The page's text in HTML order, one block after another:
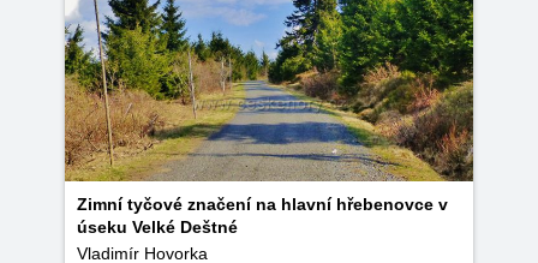
Zimní tyčové značení na hlavní hřebenovce v
úseku Velké Deštné
Vladimír Hovorka